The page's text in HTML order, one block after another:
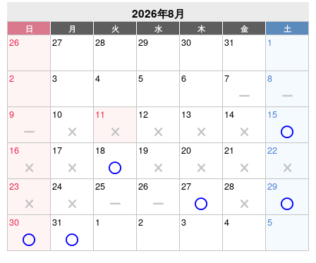
2026年8月
日 月 火 水 木 金 土
26 27 28 29 30 31 1
2 3 4 5 6 7 8
9 10 11 12 13 14 15
16 17 18 19 20 21 22
23 24 25 26 27 28 29
30 31 1 2 3 4 5